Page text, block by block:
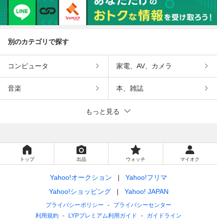
別のカテゴリで探す
コンピュータ 家電、AV、カメラ
音楽 本、雑誌
もっと見る
トップ 出品 ウォッチ マイオク
Yahoo!オークション
Yahoo!フリマ
Yahoo!ショッピング
Yahoo! JAPAN
プライバシーポリシー
プライバシーセンター
利用規約
LYPプレミアム利用ガイド ガイドライン